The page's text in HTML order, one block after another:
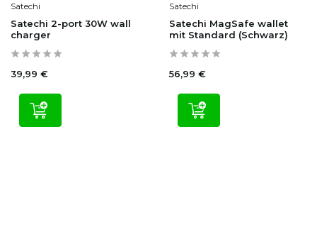
Satechi
Satechi 2-port 30W wall
charger
39,99 €
Satechi
Satechi MagSafe wallet
mit Standard (Schwarz)
56,99 €